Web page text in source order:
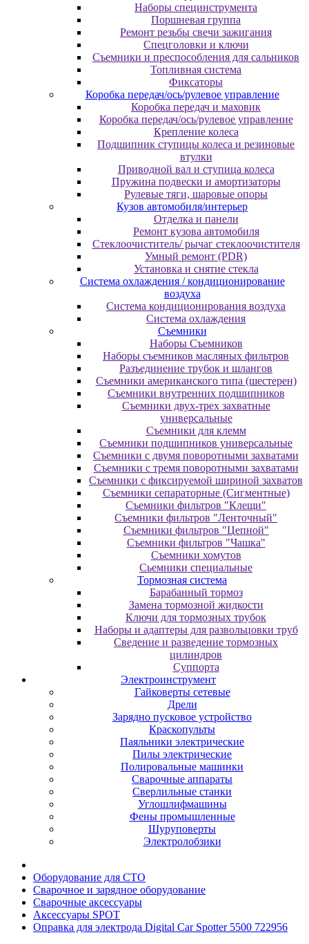
Наборы специнструмента
Поршневая группа
Ремонт резьбы свечи зажигания
Спецголовки и ключи
Съемники и преспособления для сальников
Топливная система
Фиксаторы
Коробка передач/ось/рулевое управление
Коробка передач и маховик
Коробка передач/ось/рулевое управление
Крепление колеса
Подшипник ступицы колеса и резиновые
втулки
Приводной вал и ступица колеса
Пружина подвески и амортизаторы
Рулевые тяги, шаровые опоры
Кузов автомобиля/интерьер
Отделка и панели
Ремонт кузова автомобиля
Стеклоочиститель/ рычаг стеклоочистителя
Умный ремонт (PDR)
Установка и снятие стекла
Система охлаждения / кондиционирование
воздуха
Система кондиционирования воздуха
Система охлаждения
Съемники
Наборы Съемников
Наборы съемников масляных фильтров
Разъединение трубок и шлангов
Съемники американского типа (шестерен)
Съемники внутренних подшипников
Съемники двух-трех захватные
универсальные
Съемники для клемм
Съемники подшипников универсальные
Съемники с двумя поворотными захватами
Съемники с тремя поворотными захватами
Съемники с фиксируемой шириной захватов
Съемники сепараторные (Сигментные)
Съемники фильтров "Клещи"
Съемники фильтров "Ленточный"
Съемники фильтров "Цепной"
Съемники фильтров "Чашка"
Съемники хомутов
Сьемники специальные
Тормозная система
Барабанный тормоз
Замена тормозной жидкости
Ключи для тормозных трубок
Наборы и адаптеры для развольцовки труб
Сведение и разведение тормозных
цилиндров
Суппорта
Электроинструмент
Гайковерты сетевые
Дрели
Зарядно пусковое устройство
Краскопульты
Паяльники электрические
Пилы электрические
Полировальные машинки
Сварочные аппараты
Сверлильные станки
Углошлифмашины
Фены промышленные
Шуруповерты
Электролобзики
Oбopудoвaниe для CTO
Cвapoчнoe и зарядное оборудование
Сварочные аксессуары
Аксессуары SPOT
Оправка для электрода Digital Car Spotter 5500 722956